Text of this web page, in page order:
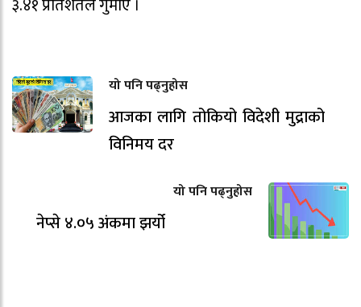
३.४१ प्रतिशतले गुमाए ।
यो पनि पढ्नुहोस
आजका लागि तोकियो विदेशी मुद्राको
विनिमय दर
यो पनि पढ्नुहोस
नेप्से ४.०५ अंकमा झर्यो